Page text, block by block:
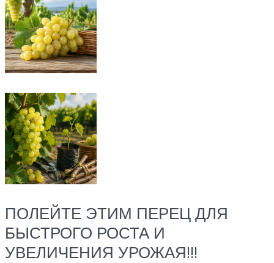
ПОЛЕЙТЕ ЭТИМ ПЕРЕЦ ДЛЯ
БЫСТРОГО РОСТА И
УВЕЛИЧЕНИЯ УРОЖАЯ!!!